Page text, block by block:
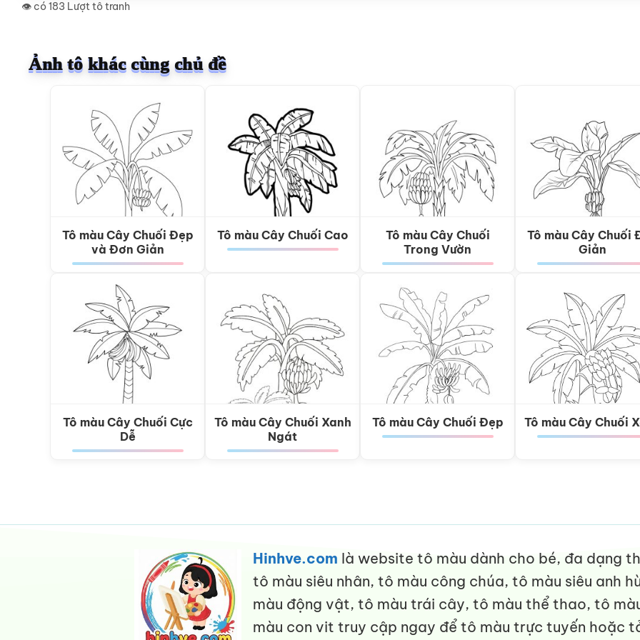
👁️ có 183 Lượt tô tranh
Ảnh tô khác cùng chủ đề
Tô màu Cây Chuối Đẹp
và Đơn Giản
Tô màu Cây Chuối Cao
Tô màu Cây Chuối
Trong Vườn
Tô màu Cây Chuối
Giản
Tô màu Cây Chuối Cực
Dễ
Tô màu Cây Chuối Xanh
Ngát
Tô màu Cây Chuối Đẹp Tô màu Cây Chuối
Hinhve.com là website tô màu dành cho bé, đa dạng
tô màu siêu nhân, tô màu công chúa, tô màu siêu anh
màu động vật, tô màu trái cây, tô màu thể thao, tô
màu con vit truy cập ngay để tô màu trực tuyến hoặc